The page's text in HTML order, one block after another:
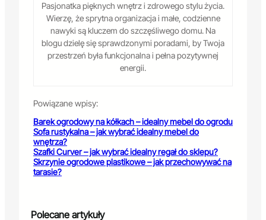
Pasjonatka pięknych wnętrz i zdrowego stylu życia.
Wierzę, że sprytna organizacja i małe, codzienne
nawyki są kluczem do szczęśliwego domu. Na
blogu dzielę się sprawdzonymi poradami, by Twoja
przestrzeń była funkcjonalna i pełna pozytywnej
energii.
Powiązane wpisy:
Barek ogrodowy na kółkach – idealny mebel do ogrodu
Sofa rustykalna – jak wybrać idealny mebel do
wnętrza?
Szafki Curver – jak wybrać idealny regał do sklepu?
Skrzynie ogrodowe plastikowe – jak przechowywać na
tarasie?
Polecane artykuły